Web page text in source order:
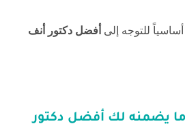
للتوجه إلى أفضل دكتور أنف
ما يضمنه لك أفضل دكتور